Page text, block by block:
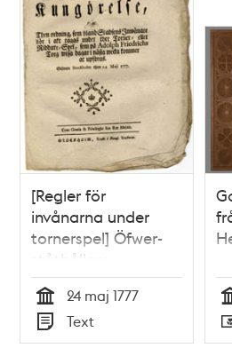
[Regler för
invånarna under
tornerspel] Öfwer-
ståthållare-
embetets
kungörelse, om then
ordning, som bland
stadsens inwånare
Tid
24 maj 1777
Typ
Text